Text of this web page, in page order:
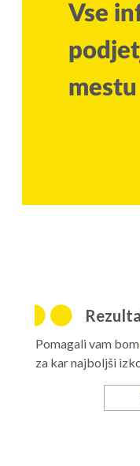
Vse
mestu
Pomagali vam
za kar najboljši